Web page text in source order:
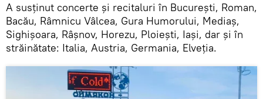
A susținut concerte și recitaluri în București, Roman,
Bacău, Râmnicu Vâlcea, Gura Humorului, Mediaș,
Sighișoara, Râșnov, Horezu, Ploiești, Iași, dar și în
străinătate: Italia, Austria, Germania, Elveția.